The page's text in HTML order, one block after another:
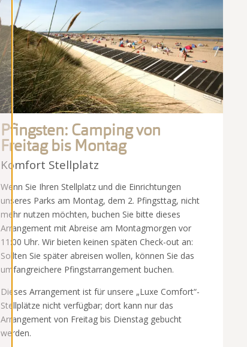
Pfingsten: Camping von
Freitag bis Montag
Komfort Stellplatz
Wenn Sie Ihren Stellplatz und die Einrichtungen
unseres Parks am Montag, dem 2. Pfingsttag, nicht
mehr nutzen möchten, buchen Sie bitte dieses
Arrangement mit Abreise am Montagmorgen vor
11:00 Uhr. Wir bieten keinen späten Check-out an:
Sollten Sie später abreisen wollen, können Sie das
umfangreichere Pfingstarrangement buchen.
Dieses Arrangement ist für unsere „Luxe Comfort“-
Stellplätze nicht verfügbar; dort kann nur das
Arrangement von Freitag bis Dienstag gebucht
werden.